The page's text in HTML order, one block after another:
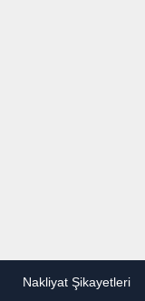
Nakliyat Şikayetleri